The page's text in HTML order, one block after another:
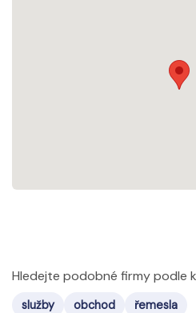
Hledejte podobné firmy podle
služby obchod
řemesla